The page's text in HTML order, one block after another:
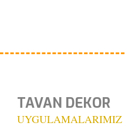
TAVAN DEKOR
UYGULAMALARIMIZ